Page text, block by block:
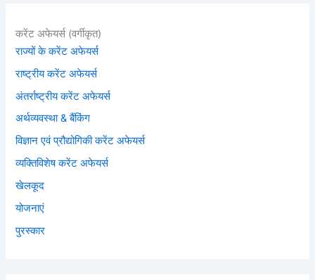
करेंट अफेयर्स (वर्गीकृत)
राज्यों के करेंट अफेयर्स
राष्ट्रीय करेंट अफेयर्स
अंतर्राष्ट्रीय करेंट अफेयर्स
अर्थव्यवस्था & बैंकिंग
विज्ञान एवं प्रौद्योगिकी करेंट अफेयर्स
व्यक्तिविशेष करेंट अफेयर्स
खेलकूद
योजनाएं
पुरस्कार